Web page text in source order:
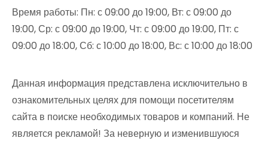
Время работы: Пн: с 09:00 до 19:00, Вт: с 09:00 до
19:00, Ср: с 09:00 до 19:00, Чт: с 09:00 до 19:00, Пт: с
09:00 до 18:00, Сб: с 10:00 до 18:00, Вс: с 10:00 до 18:00
Данная информация представлена исключительно в
ознакомительных целях для помощи посетителям
сайта в поиске необходимых товаров и компаний. Не
является рекламой! За неверную и изменившуюся